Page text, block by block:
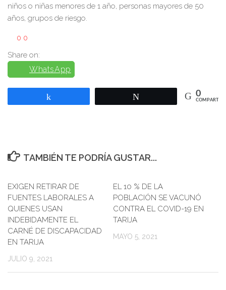
niños o niñas menores de 1 año, personas mayores de 50
años, grupos de riesgo.
0 0
Share on:
WhatsApp
0
COMPARTIR
TAMBIÉN TE PODRÍA GUSTAR...
EXIGEN RETIRAR DE
FUENTES LABORALES A
QUIENES USAN
INDEBIDAMENTE EL
CARNÉ DE DISCAPACIDAD
EN TARIJA
JULIO 9, 2021
EL 10 % DE LA
POBLACIÓN SE VACUNÓ
CONTRA EL COVID-19 EN
TARIJA
MAYO 5, 2021